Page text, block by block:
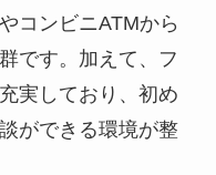
コンビニATMから
です。加えて、フ
実しており、初め
ができる環境が整